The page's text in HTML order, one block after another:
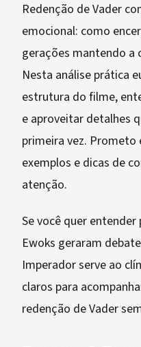
Redenção de Vader
emocional: como
gerações mantendo a
Nesta análise prática
estrutura do filme,
e aproveitar detalhes
primeira vez. Prometo
exemplos e dicas de
atenção.
Se você quer
Ewoks geraram
Imperador serve ao
claros para
redenção de Vader